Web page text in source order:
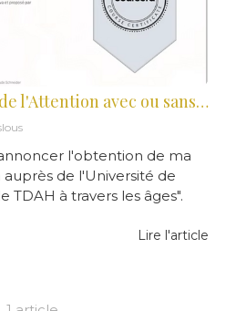
Trouble du Déficit de l'Attention avec ou sans Hyperactivité - TDAH : nouvelle certification
l'obtention de ma
de l'Université de
TDAH à travers les âges".
Lire l'article